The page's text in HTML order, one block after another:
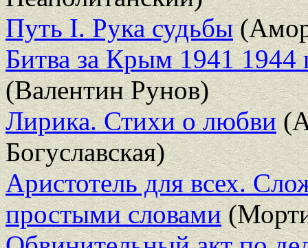
Путь I. Рука судьбы
Битва за Крым 1941 1944
(Валентин Рунов)
Лирика. Стихи о любви
Богуславская)
Аристотель для всех.
простыми словами